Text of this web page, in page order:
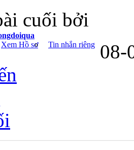
cuối bởi
Xem Hồ sơ
Tin nhắn riêng 08-